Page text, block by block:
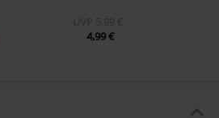
UVP 5,99 €
4,99 €